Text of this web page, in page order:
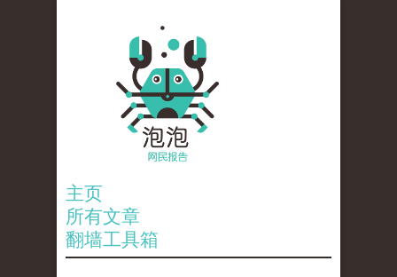
主页
所有文章
翻墙工具箱